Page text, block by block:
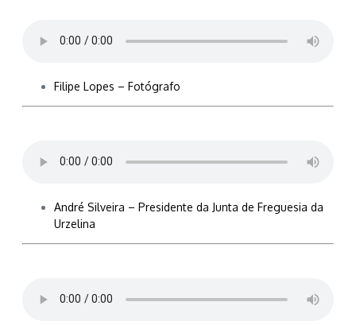
Filipe Lopes – Fotógrafo
André Silveira – Presidente da Junta de Freguesia da
Urzelina